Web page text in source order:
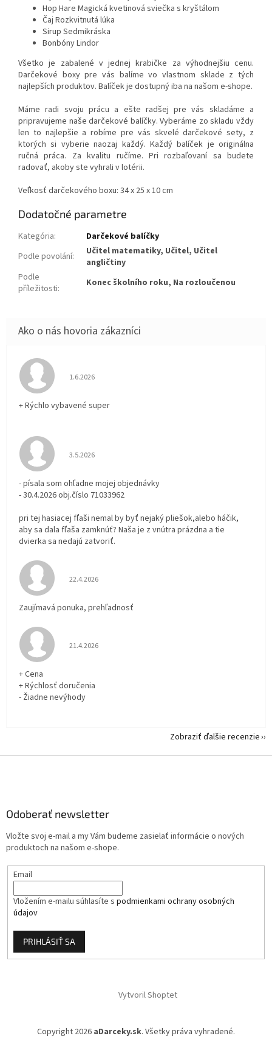
Hop Hare Magická kvetinová sviečka s kryštálom
Čaj Rozkvitnutá lúka
Sirup Sedmikráska
Bonbóny Lindor
Všetko je zabalené v jednej krabičke za výhodnejšiu cenu.
Darčekové boxy pre vás balíme vo vlastnom sklade z tých
najlepších produktov. Balíček je dostupný iba na našom e-shope.
Máme radi svoju prácu a ešte radšej pre vás skladáme a
pripravujeme naše darčekové balíčky. Vyberáme zo skladu vždy
len to najlepšie a robíme pre vás skvelé darčekové sety, z
ktorých si vyberie naozaj každý. Každý balíček je originálna
ručná práca. Za kvalitu ručíme. Pri rozbaľovaní sa budete
radovať, akoby ste vyhrali v lotérii.
Veľkosť darčekového boxu: 34 x 25 x 10 cm
Dodatočné parametre
Kategória:
Darčekové balíčky
Podle povolání:
Učitel matematiky, Učitel, Učitel
angličtiny
Podle
příležitosti: Konec školního roku, Na rozloučenou
Hodnotenie obchodu je 5 z 5 hviezdičiek.
1.6.2026
+ Rýchlo vybavené super
Hodnotenie obchodu je 3 z 5 hviezdičiek.
3.5.2026
- písala som ohľadne mojej objednávky
- 30.4.2026 obj.číslo 71033962
pri tej hasiacej fľaši nemal by byť nejaký pliešok,alebo háčik,
aby sa dala fľaša zamknúť? Naša je z vnútra prázdna a tie
dvierka sa nedajú zatvoriť.
Hodnotenie obchodu je 5 z 5 hviezdičiek.
22.4.2026
Zaujímavá ponuka, prehľadnosť
Hodnotenie obchodu je 5 z 5 hviezdičiek.
21.4.2026
+ Cena
+ Rýchlosť doručenia
- Žiadne nevýhody
Zobraziť ďalšie recenzie
Odoberať newsletter
Vložte svoj e-mail a my Vám budeme zasielať informácie o nových
produktoch na našom e-shope.
Email
Vložením e-mailu súhlasíte s podmienkami ochrany osobných
údajov
PRIHLÁSIŤ SA
Vytvoril Shoptet
Copyright 2026 aDarceky.sk. Všetky práva vyhradené.